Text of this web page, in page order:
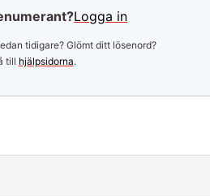
Logga in
tidigare? Glömt ditt lösenord?
till hjälpsidorna.